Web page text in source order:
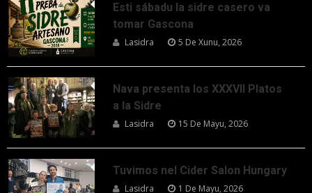
Esti sábadu la sidre casero va
tomar Gascona
Lasidra 5 De Xunu, 2026
Nava presenta los XXXVII Platos
a la Sidre
Lasidra 15 De Mayu, 2026
Tuvimos nel Cider Salon Hungary
Lasidra 1 De Mayu, 2026